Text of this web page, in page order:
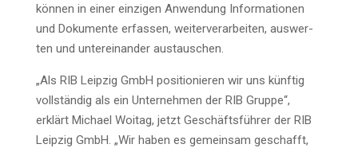
kön­nen in einer ein­zi­gen Anwen­dung Infor­ma­tio­nen
und Doku­men­te erfas­sen, wei­ter­ver­ar­bei­ten, aus­wer­
ten und unter­ein­an­der austauschen.
„Als RIB Leip­zig GmbH posi­tio­nie­ren wir uns künf­tig
voll­stän­dig als ein Unter­neh­men der RIB Grup­pe“,
erklärt Micha­el Woitag, jetzt Geschäfts­füh­rer der RIB
Leip­zig GmbH. „Wir haben es gemein­sam geschafft,